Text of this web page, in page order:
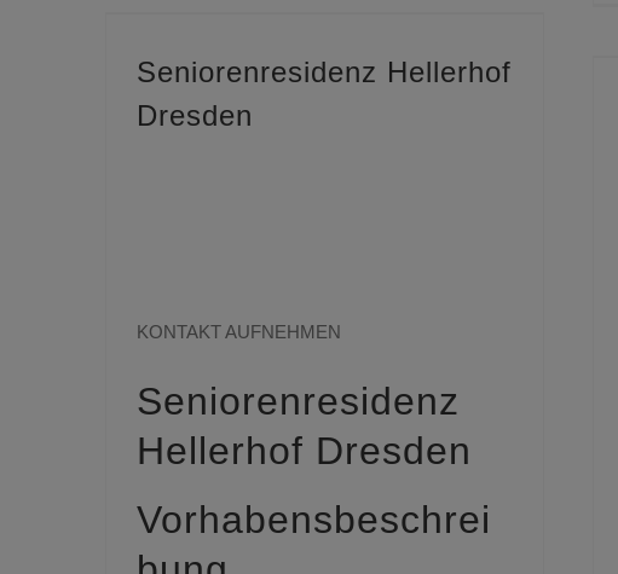
Seniorenresidenz Hellerhof
Dresden
KONTAKT AUFNEHMEN
Seniorenresidenz
Hellerhof Dresden
Vorhabensbeschrei